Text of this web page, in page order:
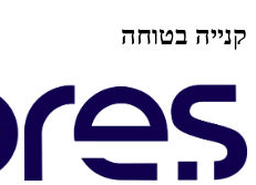
קנייה בטוחה